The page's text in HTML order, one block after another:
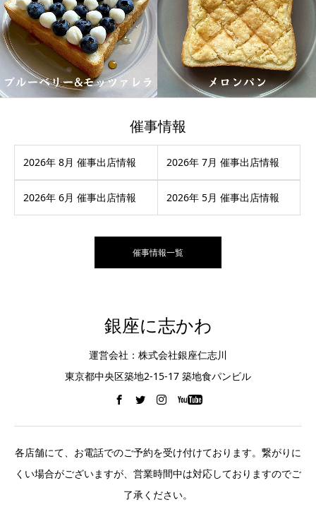
催事情報
2026年 8月 催事出店情報 2026年 7月 催事出店情報
2026年 6月 催事出店情報 2026年 5月 催事出店情報
催事情報一覧
銀座に志かわ
運営会社：株式会社銀座仁志川
東京都中央区築地2-15-17 築地食パンビル
各店舗にて、お電話でのご予約を受け付けております。繋がりに
くい場合がございますが、営業時間中は対応しておりますのでご
了承ください。